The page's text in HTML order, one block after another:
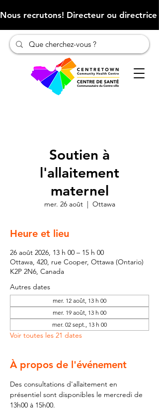
Nous recrutons! Directeur ou
Soutien à
l'allaitement
maternel
mer. 26 août
  |
Ottawa
Heure et lieu
26 août 2026, 13 h 00 – 15 h 00
Ottawa, 420, rue Cooper, Ottawa (Ontario)
K2P 2N6, Canada
Autres dates
mer. 12 août, 13 h 00
mer. 19 août, 13 h 00
mer. 02 sept., 13 h 00
Voir toutes les 21 dates
À propos de l'événement
Des consultations d'allaitement en
présentiel sont disponibles le mercredi de
13h00 à 15h00.